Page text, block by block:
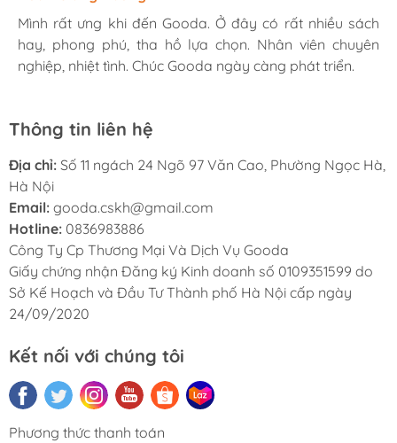
Mình rất ưng khi đến Gooda. Ở đây có rất nhiều sách
hay, phong phú, tha hồ lựa chọn. Nhân viên chuyên
nghiệp, nhiệt tình. Chúc Gooda ngày càng phát triển.
Mình rất ưng khi đến Gooda. Ở đây có rất nhiều sách
hay, phong phú, tha hồ lựa chọn. Nhân viên chuyên
nghiệp, nhiệt tình. Chúc Gooda ngày càng phát triển.
Mình rất ưng khi đến Gooda. Ở đây có rất nhiều sách
hay, phong phú, tha hồ lựa chọn. Nhân viên chuyên
nghiệp, nhiệt tình. Chúc Gooda ngày càng phát triển.
Thông tin liên hệ
Địa chỉ: Số 11 ngách 24 Ngõ 97 Văn Cao, Phường Ngọc Hà,
Hà Nội
Email: gooda.cskh@gmail.com
Hotline: 0836983886
Công Ty Cp Thương Mại Và Dịch Vụ Gooda
Giấy chứng nhận Đăng ký Kinh doanh số 0109351599 do
Sở Kế Hoạch và Đầu Tư Thành phố Hà Nội cấp ngày
24/09/2020
Kết nối với chúng tôi
Phương thức thanh toán